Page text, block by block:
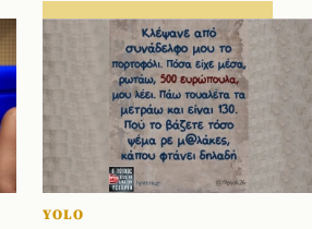
YOLO